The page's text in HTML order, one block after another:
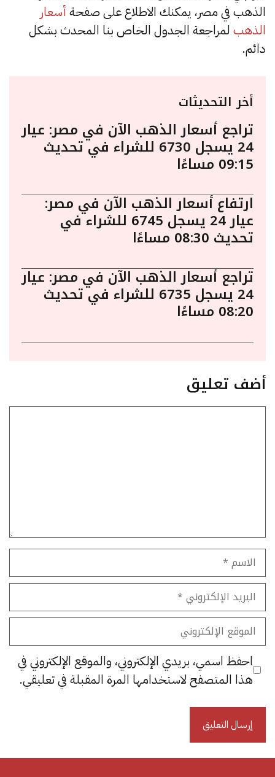
الذهب في مصر، يمكنك الاطلاع على صفحة أسعار
الذهب لمراجعة الجدول الخاص بنا المحدث بشكل
دائم.
أخر التحديثات
تراجع أسعار الذهب الآن في مصر: عيار
24 يسجل 6730 للشراء في تحديث
09:15 مساءًا
ارتفاع أسعار الذهب الآن في مصر:
عيار 24 يسجل 6745 للشراء في
تحديث 08:30 مساءًا
تراجع أسعار الذهب الآن في مصر: عيار
24 يسجل 6735 للشراء في تحديث
08:20 مساءًا
أضف تعليق
الاسم
البريد
الإلكتروني
الموقع
الإلكتروني
احفظ اسمي، بريدي الإلكتروني، والموقع الإلكتروني في
هذا المتصفح لاستخدامها المرة المقبلة في تعليقي.